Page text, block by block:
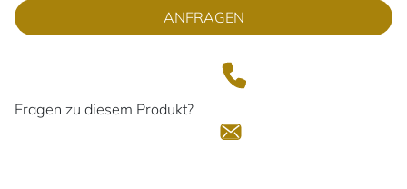
ANFRAGEN
Fragen zu diesem Produkt?